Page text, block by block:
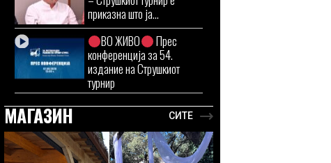
приказна што ја...
ВО ЖИВО
Прес
конференција за 54.
издание на Струшкиот
турнир
МАГАЗИН СИТЕ